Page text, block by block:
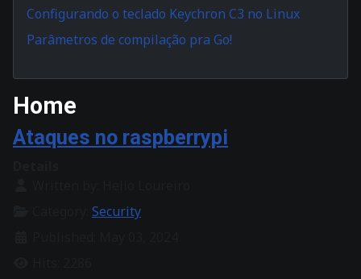
Configurando o teclado Keychron C3 no Linux
Parâmetros de compilação pra Go!
Home
Ataques no raspberrypi
Security